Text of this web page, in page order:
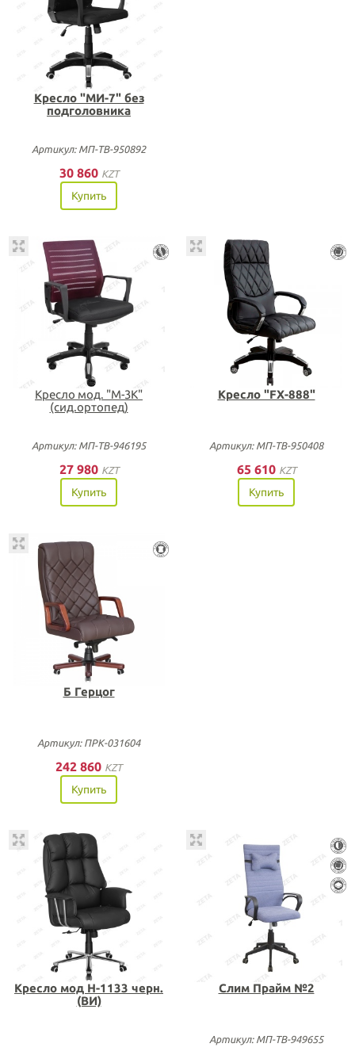
Кресло "МИ-7" без
подголовника
Артикул: МП-ТВ-950892
30 860 KZT
Купить
Кресло мод. "М-3К"
(сид.ортопед)
Артикул: МП-ТВ-946195
27 980 KZT
Купить
Кресло "FX-888"
Артикул: МП-ТВ-950408
65 610 KZT
Купить
Б Герцог
Артикул: ПРК-031604
242 860 KZT
Купить
Кресло мод Н-1133 черн.
(ВИ)
Слим Прайм №2
Артикул: МП-ТВ-949655